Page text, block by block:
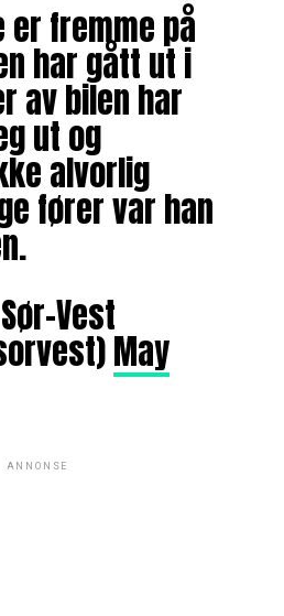
er fremme på
har gått ut i
av bilen har
ut og
alvorlig
fører var han
Vest
May
ANNONSE